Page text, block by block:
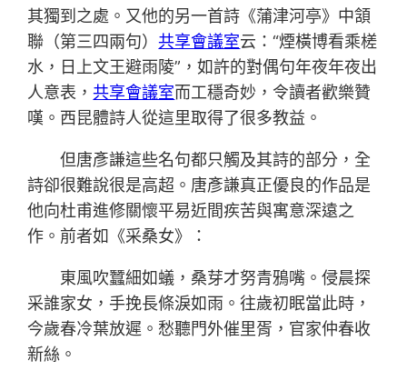
其獨到之處。又他的另一首詩《蒲津河亭》中頷
聯（第三四兩句）共享會議室云：“煙橫博看乘槎
水，日上文王避雨陵”，如許的對偶句年夜年夜出
人意表，共享會議室而工穩奇妙，令讀者歡樂贊
嘆。西昆體詩人從這里取得了很多教益。
但唐彥謙這些名句都只觸及其詩的部分，全
詩卻很難說很是高超。唐彥謙真正優良的作品是
他向杜甫進修關懷平易近間疾苦與寓意深遠之
作。前者如《采桑女》：
東風吹蠶細如蟻，桑芽才努青鴉嘴。侵晨探
采誰家女，手挽長條淚如雨。往歲初眠當此時，
今歲春冷葉放遲。愁聽門外催里胥，官家仲春收
新絲。